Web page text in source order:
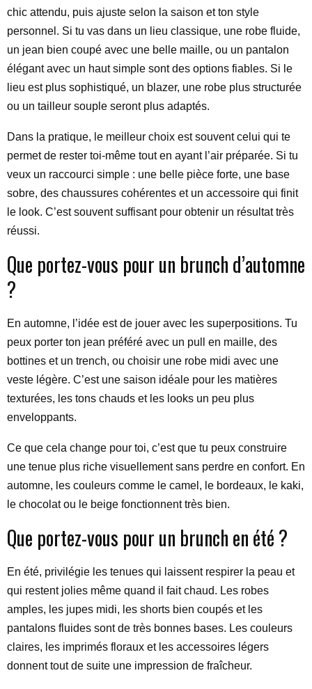
chic attendu, puis ajuste selon la saison et ton style
personnel. Si tu vas dans un lieu classique, une robe fluide,
un jean bien coupé avec une belle maille, ou un pantalon
élégant avec un haut simple sont des options fiables. Si le
lieu est plus sophistiqué, un blazer, une robe plus structurée
ou un tailleur souple seront plus adaptés.
Dans la pratique, le meilleur choix est souvent celui qui te
permet de rester toi-même tout en ayant l’air préparée. Si tu
veux un raccourci simple : une belle pièce forte, une base
sobre, des chaussures cohérentes et un accessoire qui finit
le look. C’est souvent suffisant pour obtenir un résultat très
réussi.
Que portez-vous pour un brunch d’automne
?
En automne, l’idée est de jouer avec les superpositions. Tu
peux porter ton jean préféré avec un pull en maille, des
bottines et un trench, ou choisir une robe midi avec une
veste légère. C’est une saison idéale pour les matières
texturées, les tons chauds et les looks un peu plus
enveloppants.
Ce que cela change pour toi, c’est que tu peux construire
une tenue plus riche visuellement sans perdre en confort. En
automne, les couleurs comme le camel, le bordeaux, le kaki,
le chocolat ou le beige fonctionnent très bien.
Que portez-vous pour un brunch en été ?
En été, privilégie les tenues qui laissent respirer la peau et
qui restent jolies même quand il fait chaud. Les robes
amples, les jupes midi, les shorts bien coupés et les
pantalons fluides sont de très bonnes bases. Les couleurs
claires, les imprimés floraux et les accessoires légers
donnent tout de suite une impression de fraîcheur.